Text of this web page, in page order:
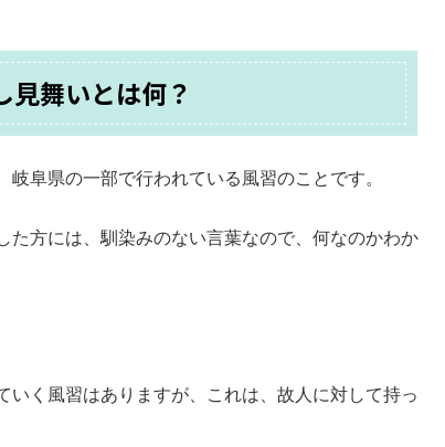
見舞いとは何？
阜県の一部で行われている風習のことです。
た方には、馴染みのない言葉なので、何なのかわか
いく風習はありますが、これは、故人に対して持っ